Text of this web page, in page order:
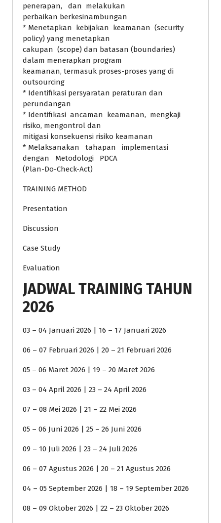
penerapan, dan melakukan
perbaikan berkesinambungan
* Menetapkan kebijakan keamanan (security
policy) yang menetapkan
cakupan (scope) dan batasan (boundaries)
dalam menerapkan program
keamanan, termasuk proses-proses yang di
outsourcing
* Identifikasi persyaratan peraturan dan
perundangan
* Identifikasi ancaman keamanan, mengkaji
risiko, mengontrol dan
mitigasi konsekuensi risiko keamanan
* Melaksanakan tahapan implementasi
dengan Metodologi PDCA
(Plan-Do-Check-Act)
TRAINING METHOD
Presentation
Discussion
Case Study
Evaluation
JADWAL TRAINING TAHUN
2026
03 – 04 Januari 2026 | 16 – 17 Januari 2026
06 – 07 Februari 2026 | 20 – 21 Februari 2026
05 – 06 Maret 2026 | 19 – 20 Maret 2026
03 – 04 April 2026 | 23 – 24 April 2026
07 – 08 Mei 2026 | 21 – 22 Mei 2026
05 – 06 Juni 2026 | 25 – 26 Juni 2026
09 – 10 Juli 2026 | 23 – 24 Juli 2026
06 – 07 Agustus 2026 | 20 – 21 Agustus 2026
04 – 05 September 2026 | 18 – 19 September 2026
08 – 09 Oktober 2026 | 22 – 23 Oktober 2026